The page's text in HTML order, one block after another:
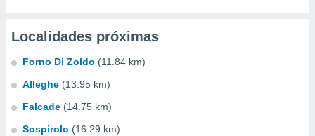
Localidades próximas
Forno Di Zoldo (11.84 km)
Alleghe (13.95 km)
Falcade (14.75 km)
Sospirolo (16.29 km)